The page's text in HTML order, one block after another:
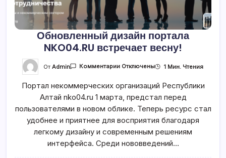
Обновленный дизайн портала
NKO04.RU встречает весну!
ОтAdmin КомментарииК
Дизайн
Портала
NKO04.RU
Встречает
Весну!
Отключены 1 Мин. Чтения
Портал некоммерческих организаций Республики
Алтай nko04.ru 1 марта, предстал перед
пользователями в новом облике. Теперь ресурс стал
удобнее и приятнее для восприятия благодаря
легкому дизайну и современным решениям
интерфейса. Среди нововведений…